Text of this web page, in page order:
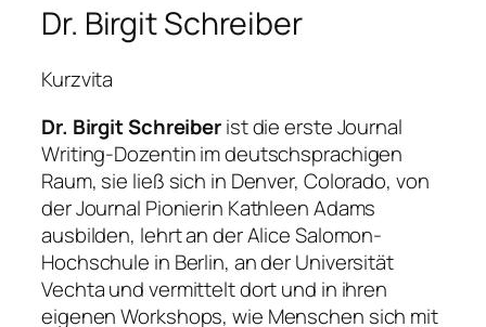
Dr. Birgit Schreiber
Kurzvita
Dr. Birgit Schreiberist die erste Journal
Writing-Dozentin im deutschsprachigen
Raum, sie ließ sich in Denver, Colorado, von
der Journal Pionierin Kathleen Adams
ausbilden, lehrt an der Alice Salomon-
Hochschule in Berlin, an der Universität
Vechta und vermittelt dort und in ihren
eigenen Workshops, wie Menschen sich mit